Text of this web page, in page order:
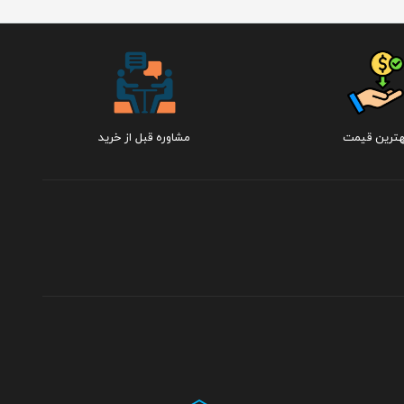
قیمت مشاوره قبل از خرید